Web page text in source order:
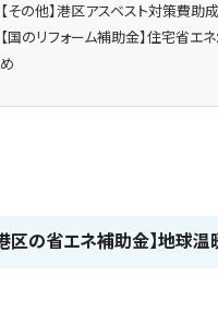
その他】港区アスベスト対策費助成
国のリフォーム補助金】住宅省エ
区の省エネ補助金】地球